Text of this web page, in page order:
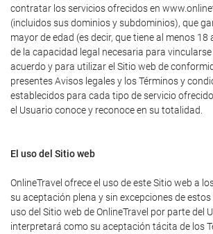
contratar los servicios ofrecidos en
(incluidos sus dominios y subdominios), que
mayor de edad (es decir, que tiene al menos
de la capacidad legal necesaria para
acuerdo y para utilizar el Sitio web de
presentes Avisos legales y los Términos y
establecidos para cada tipo de servicio
el Usuario conoce y reconoce en su totalidad.
El uso del Sitio web
OnlineTravel ofrece el uso de este Sitio web a
su aceptación plena y sin excepciones de estos
uso del Sitio web de OnlineTravel por parte del
interpretará como su aceptación tácita de los